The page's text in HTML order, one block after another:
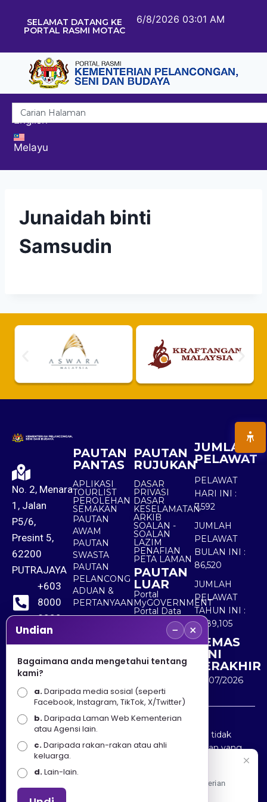
SELAMAT DATANG KE
PORTAL RASMI MOTAC
6/8/2026 03:01 AM
English
Melayu
Junaidah binti
Samsudin
No. 2, Menara
1, Jalan
P5/6,
Presint 5,
62200
PUTRAJAYA
+603
8000
8000
+603
8891
7100
PAUTAN
PANTAS
APLIKASI
TOURLIST
PEROLEHAN
SEMAKAN
PAUTAN
AWAM
PAUTAN
SWASTA
PAUTAN
PELANCONG
ADUAN &
PERTANYAAN
PAUTAN
RUJUKAN
DASAR
PRIVASI
DASAR
KESELAMATAN
ARKIB
SOALAN -
SOALAN
LAZIM
PENAFIAN
PETA LAMAN
PAUTAN
LUAR
Portal
MyGOVERNMENT
Portal Data
Terbuka
Sektor Awam
JUMLAH
PELAWAT
PELAWAT
HARI INI :
7,592
JUMLAH
PELAWAT
BULAN INI :
86,520
JUMLAH
PELAWAT
TAHUN INI :
5,489,105
KEMAS
KINI
TERAKHIR
30/07/2026
Penafian : Kerajaan Malaysia dan Kementerian
Pelancongan Seni dan Budaya (MOTAC) adalah tidak
bertanggungjawab atas kehilangan atau kerugian yang
disebabkan oleh penggunaan mana-mana maklumat
yang diperolehi dari portal ini.
Undian − ×
Bagaimana anda mengetahui tentang
kami?
a.Daripada media sosial (seperti
Facebook, Instagram, TikTok, X/Twitter)
b.Daripada Laman Web Kementerian
atau Agensi lain.
c.Daripada rakan-rakan atau ahli
keluarga.
d.Lain-lain.
Apa Khabar! Selamat datang ke Portal Rasmi Kementerian
Pelancongan, Seni dan Budaya